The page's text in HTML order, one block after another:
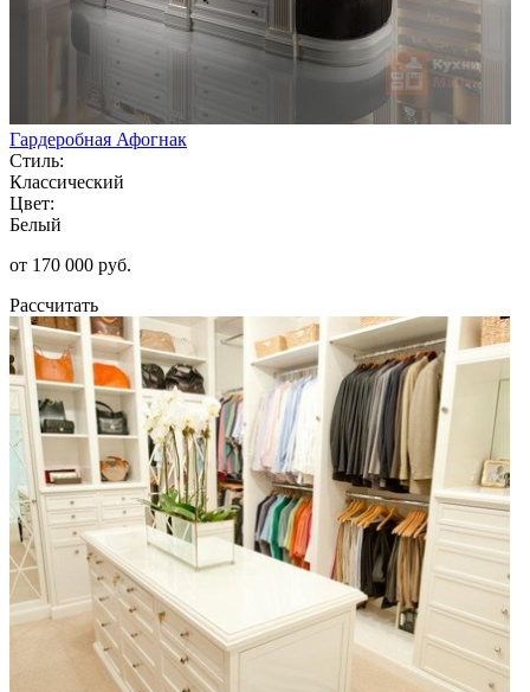
Гардеробная Афогнак
Стиль:
Классический
Цвет:
Белый
от 170 000 руб.
Рассчитать